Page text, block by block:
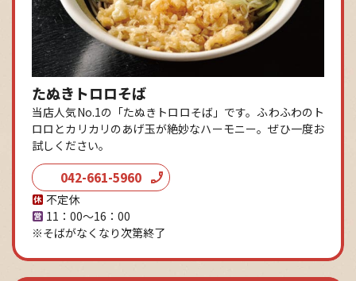
たぬきトロロそば
当店人気No.1の「たぬきトロロそば」です。ふわふわのト
ロロとカリカリのあげ玉が絶妙なハーモニー。ぜひ一度お
試しください。
042-661-5960
不定休
11：00～16：00
※そばがなくなり次第終了